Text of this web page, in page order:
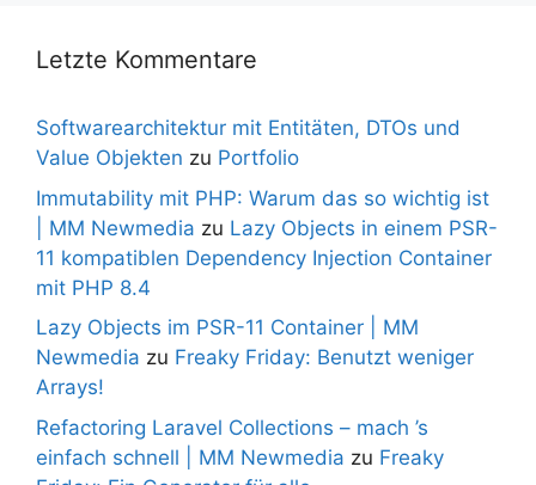
Letzte Kommentare
Softwarearchitektur mit Entitäten, DTOs und
Value Objekten zu Portfolio
Immutability mit PHP: Warum das so wichtig ist
| MM Newmedia zu Lazy Objects in einem PSR-
11 kompatiblen Dependency Injection Container
mit PHP 8.4
Lazy Objects im PSR-11 Container | MM
Newmedia zu Freaky Friday: Benutzt weniger
Arrays!
Refactoring Laravel Collections – mach ’s
einfach schnell | MM Newmedia zu Freaky